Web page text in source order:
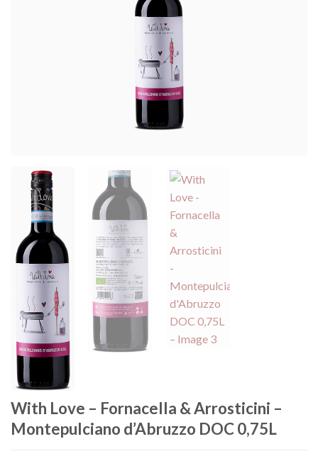
With Love – Fornacella & Arrosticini –
Montepulciano d’Abruzzo DOC 0,75L